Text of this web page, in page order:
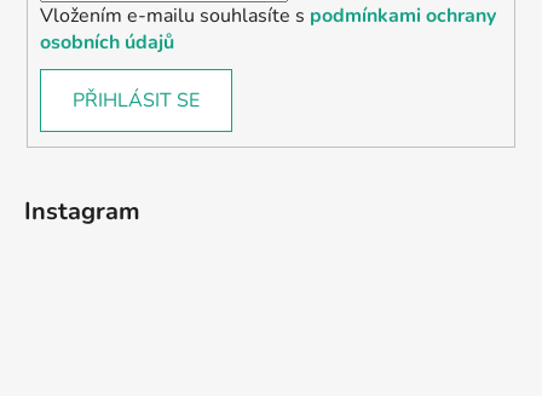
Vložením e-mailu souhlasíte s podmínkami ochrany
osobních údajů
PŘIHLÁSIT SE
Instagram